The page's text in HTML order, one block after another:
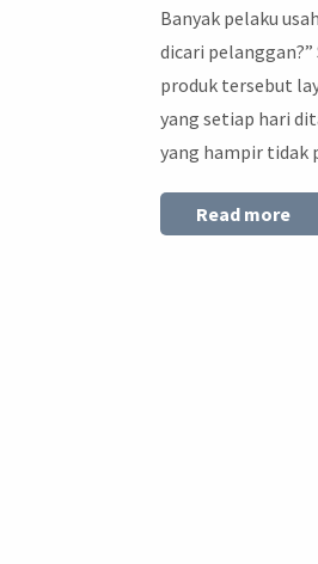
Banyak pelaku
dicari
produk tersebut
yang setiap hari
yang hampir
Read more